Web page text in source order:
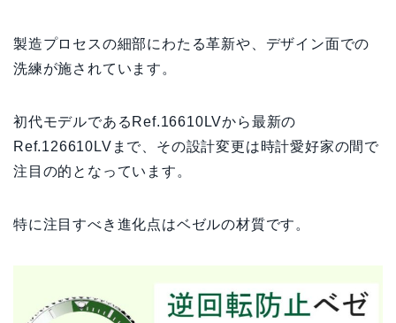
製造プロセスの細部にわたる革新や、デザイン面での
洗練が施されています。
初代モデルであるRef.16610LVから最新の
Ref.126610LVまで、その設計変更は時計愛好家の間で
注目の的となっています。
特に注目すべき進化点はベゼルの材質です。